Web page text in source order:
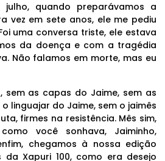
quando preparávamos a
vez em sete anos, ele me pediu
uma conversa triste, ele estava
da doença e com a tragédia
Não falamos em morte, mas eu
sem as capas do Jaime, sem as
linguajar do Jaime, sem o jaimês
firmes na resistência. Mês sim,
você sonhava, Jaiminho,
chegamos à nossa edição
da Xapuri 100, como era desejo